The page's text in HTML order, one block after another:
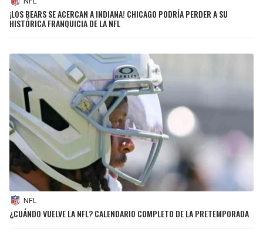
¡LOS BEARS SE ACERCAN A INDIANA! CHICAGO PODRÍA PERDER A SU
HISTÓRICA FRANQUICIA DE LA NFL
NFL
¿CUÁNDO VUELVE LA NFL? CALENDARIO COMPLETO DE LA PRETEMPORADA